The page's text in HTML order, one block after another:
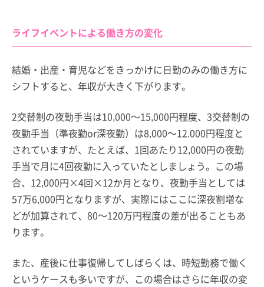
ライフイベントによる働き方の変化
結婚・出産・育児などをきっかけに日勤のみの働き方に
シフトすると、年収が大きく下がります。
2交替制の夜勤手当は10,000～15,000円程度、3交替制の
夜勤手当（準夜勤or深夜勤）は8,000～12,000円程度と
されていますが、たとえば、1回あたり12,000円の夜勤
手当で月に4回夜勤に入っていたとしましょう。この場
合、12,000円×4回×12か月となり、夜勤手当としては
57万6,000円となりますが、実際にはここに深夜割増な
どが加算されて、80～120万円程度の差が出ることもあ
ります。
また、産後に仕事復帰してしばらくは、時短勤務で働く
というケースも多いですが、この場合はさらに年収の変